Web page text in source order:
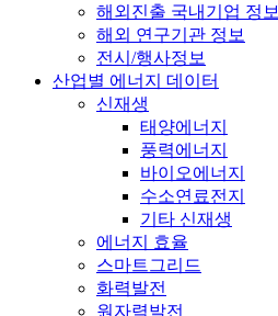
해외진출 국내기업 정보
해외 연구기관 정보
전시/행사정보
산업별 에너지 데이터
신재생
태양에너지
풍력에너지
바이오에너지
수소연료전지
기타 신재생
에너지 효율
스마트그리드
화력발전
원자력발전